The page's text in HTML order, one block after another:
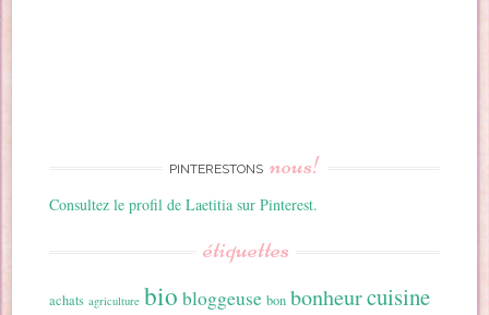
PINTERESTONS nous!
Consultez le profil de Laetitia sur Pinterest.
étiquettes
achats agriculture bio bloggeuse bon bonheurcuisine